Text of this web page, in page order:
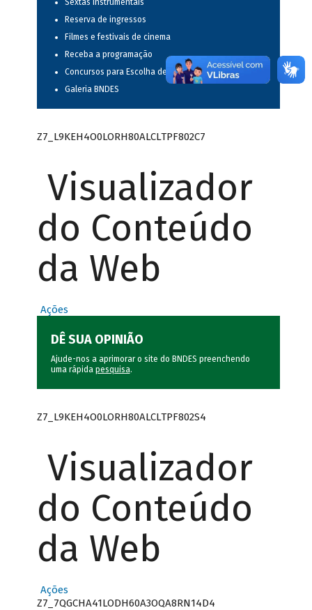
Sextas instrumentais
Reserva de ingressos
Filmes e festivais de cinema
Receba a programação
Concursos para Escolha de Espetáculos Musicais
Galeria BNDES
Z7_L9KEH4O0LORH80ALCLTPF802C7
Visualizador
do Conteúdo
da Web
Ações
DÊ SUA OPINIÃO
Ajude-nos a aprimorar o site do BNDES preenchendo
uma rápida pesquisa.
Z7_L9KEH4O0LORH80ALCLTPF802S4
Visualizador
do Conteúdo
da Web
Ações
Z7_7QGCHA41LODH60A3OQA8RN14D4